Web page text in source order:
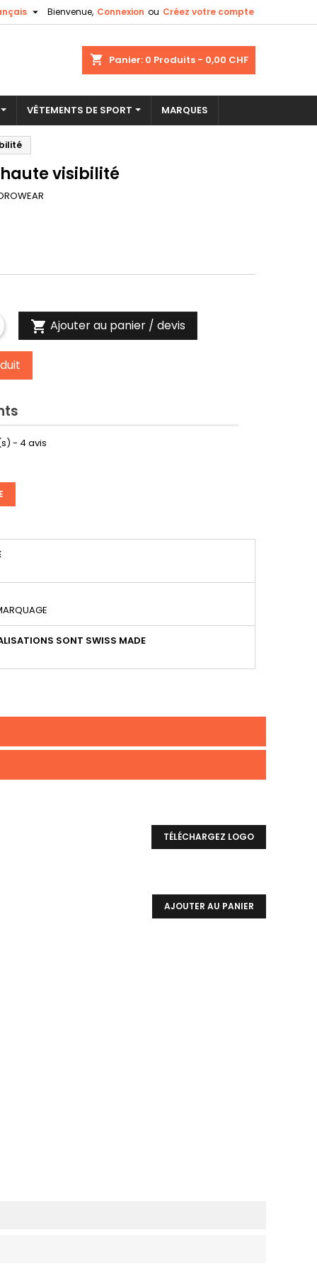
Bienvenue, Connexion ou Créez votre compte

shopping_cart Panier: 0 Produits - 0,00 CHF
VÊTEMENTS DE SPORT MARQUES
visibilité
 Ajouter au panier / devis
- 4 avis
SONT SWISS MADE
TÉLÉCHARGEZ LOGO
AJOUTER AU PANIER